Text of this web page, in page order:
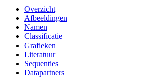
Overzicht
Afbeeldingen
Namen
Classificatie
Grafieken
Literatuur
Sequenties
Datapartners